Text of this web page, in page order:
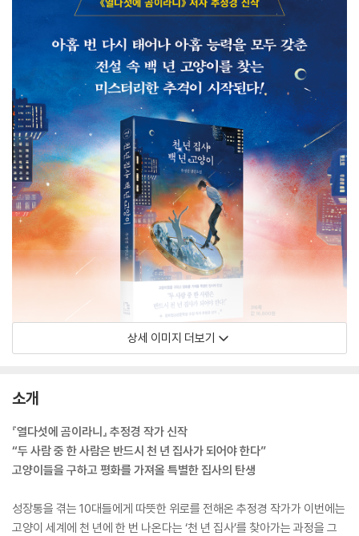
상세 이미지 더보기
소개
『열다섯에 곰이라니』 추정경 작가 신작
“두 사람 중 한 사람은 반드시 천 년 집사가 되어야 한다”
고양이들을 구하고 평화를 가져올 특별한 집사의 탄생
성장통을 겪는 10대들에게 따뜻한 위로를 전해온 추정경 작가가 이번에는
고양이 세계에 천 년에 한 번 나온다는 ‘천 년 집사’를 찾아가는 과정을 그